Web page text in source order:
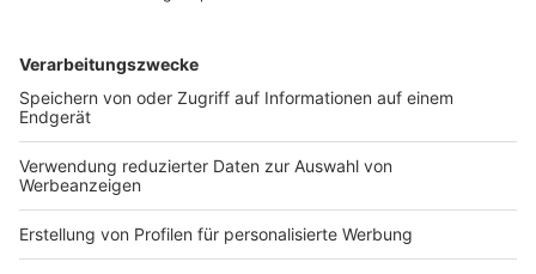
ROCK ANTENNE Streamlinks
24 Stunden Rockradio nonstop live im Web - hier gibt's
alle hilfreichen Links zu den Streams in der Übersicht!